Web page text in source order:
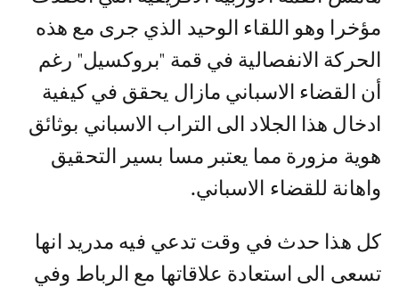
مؤخرا وهو اللقاء الوحيد الذي جرى مع هذه
الحركة الانفصالية في قمة "بروكسيل" رغم
أن القضاء الاسباني مازال يحقق في كيفية
ادخال هذا الجلاد الى التراب الاسباني بوثائق
هوية مزورة مما يعتبر مسا بسير التحقيق
واهانة للقضاء الاسباني.
كل هذا حدث في وقت تدعي فيه مدريد انها
تسعى الى استعادة علاقاتها مع الرباط وفي